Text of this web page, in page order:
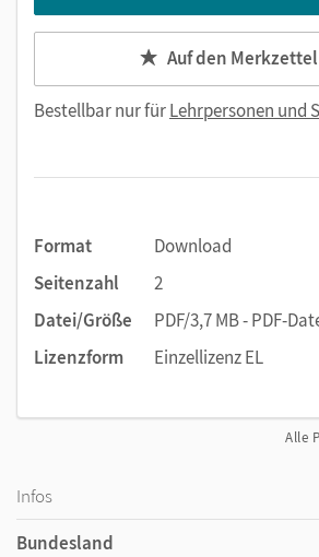
Auf den Merkzettel
Bestellbar nur fürLehrpersonen und
Format
Download
Seitenzahl
2
Datei/Größe
PDF/3,7 MB - PDF-
Lizenzform
Einzellizenz EL
Alle
Infos
Bundesland